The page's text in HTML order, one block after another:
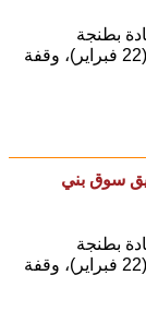
بطنجة
سوق بني
بطنجة